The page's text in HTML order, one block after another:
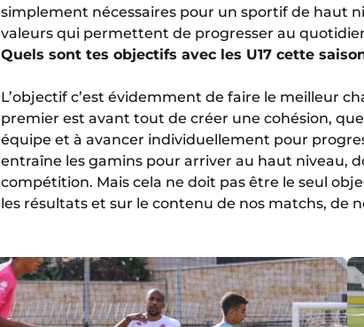
simplement nécessaires pour un sportif de haut
valeurs qui permettent de progresser au
Quels sont tes objectifs avec les U17 cette
L’objectif c’est évidemment de faire le meilleur
premier est avant tout de créer une cohésion,
équipe et à avancer individuellement pour
entraîne les gamins pour arriver au haut niveau,
compétition. Mais cela ne doit pas être le seul
les résultats et sur le contenu de nos matchs, de